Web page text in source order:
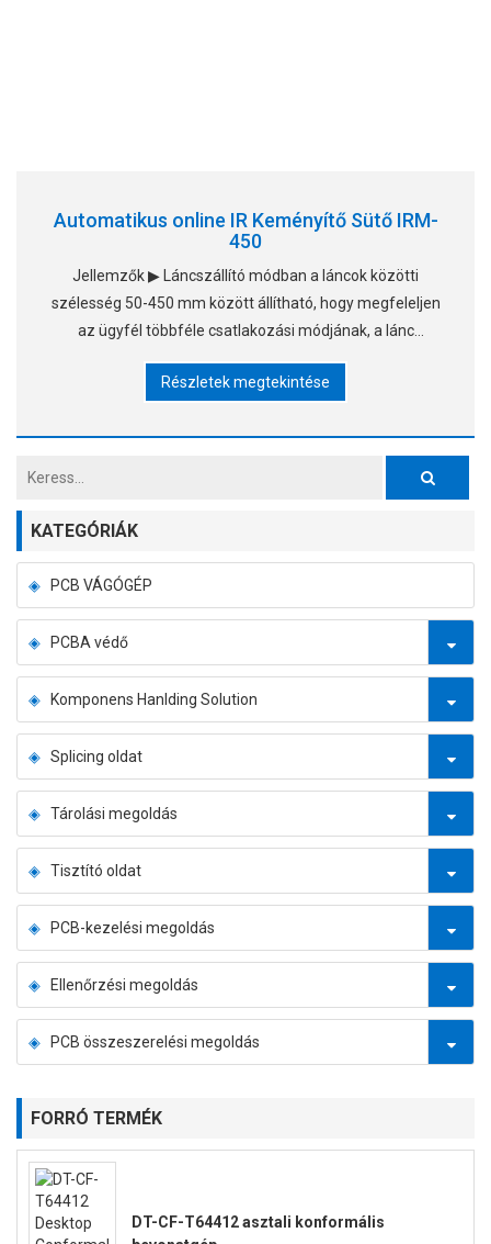
Automatikus online IR Keményítő Sütő IRM-
450
Jellemzők ▶ Láncszállító módban a láncok közötti
szélesség 50-450 mm között állítható, hogy megfeleljen
az ügyfél többféle csatlakozási módjának, a lánc
szállítás
Részletek megtekintése
KATEGÓRIÁK
PCB VÁGÓGÉP
PCBA védő
Komponens Hanlding Solution
Splicing oldat
Tárolási megoldás
Tisztító oldat
PCB-kezelési megoldás
Ellenőrzési megoldás
PCB összeszerelési megoldás
FORRÓ TERMÉK
DT-CF-T64412 asztali konformális